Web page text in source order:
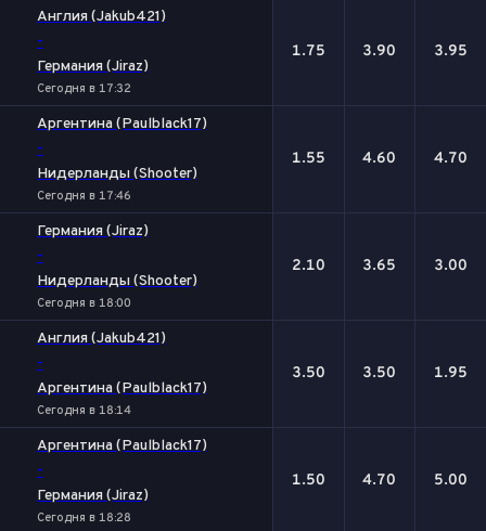
Англия (Jakub421)
-
Германия (Jiraz)
Сегодня в 17:32
1.75 3.90 3.95
Аргентина (Paulblack17)
-
Нидерланды (Shooter)
Сегодня в 17:46
1.55 4.60 4.70
Германия (Jiraz)
-
Нидерланды (Shooter)
Сегодня в 18:00
2.10 3.65 3.00
Англия (Jakub421)
-
Аргентина (Paulblack17)
Сегодня в 18:14
3.50 3.50 1.95
Аргентина (Paulblack17)
-
Германия (Jiraz)
Сегодня в 18:28
1.50 4.70 5.00